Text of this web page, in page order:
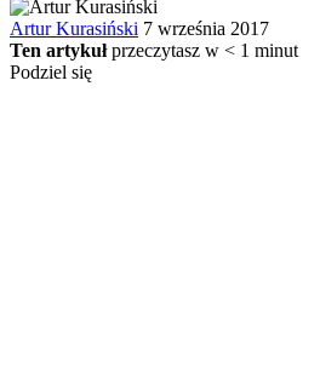
Artur Kurasiński 7 września 2017
Ten artykuł przeczytasz w < 1 minut
Podziel się